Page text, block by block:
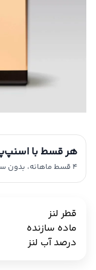
هر قسط با
4 قسط ماهانه، بدون سود، چک و ضامن.
قطر لنز
ماده سازنده
درصد آب لنز